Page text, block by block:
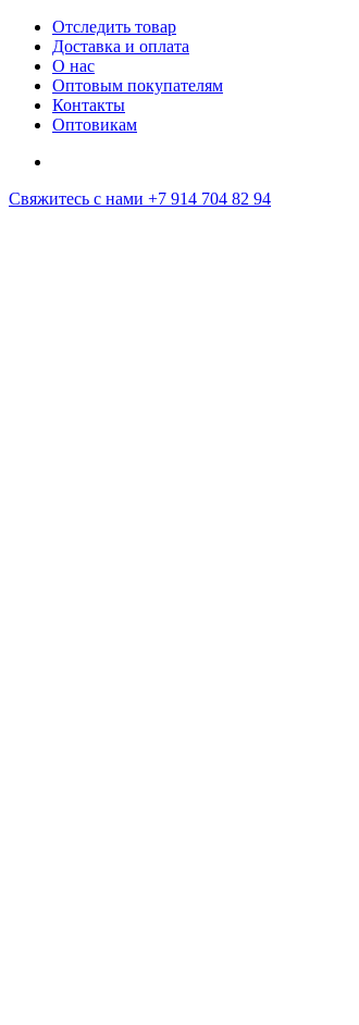
Отследить товар
Доставка и оплата
О нас
Оптовым покупателям
Контакты
Оптовикам
Свяжитесь с нами +7 914 704 82 94